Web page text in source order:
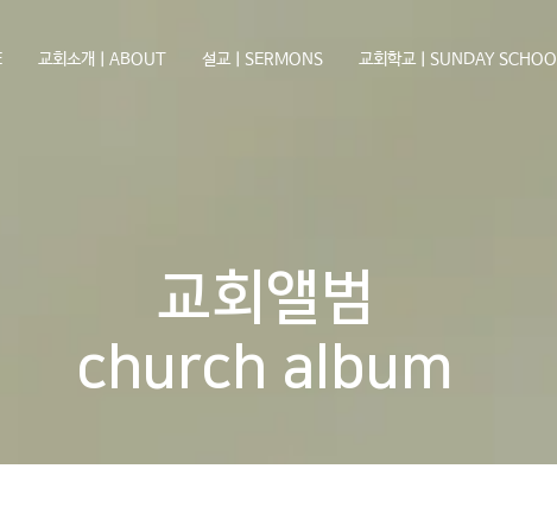
교회소개ㅣABOUT 설교ㅣSERMONS 교회학교ㅣSUNDAY SCHOOL
교회앨범
church album